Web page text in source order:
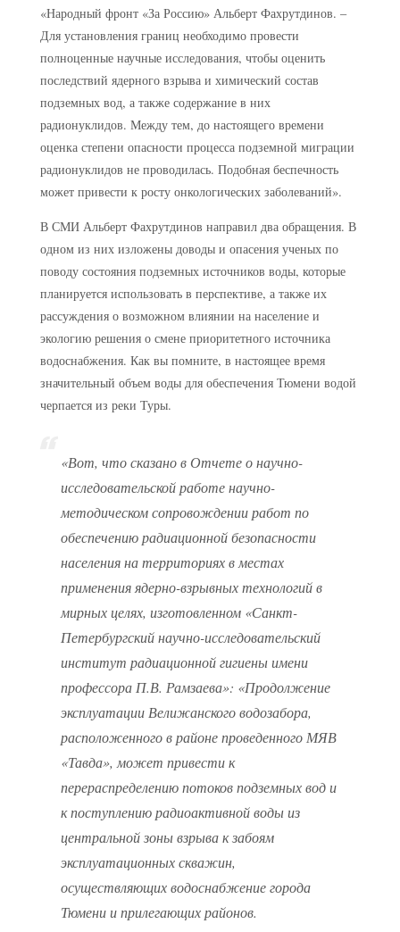
«Народный фронт «За Россию» Альберт Фахрутдинов. –
Для установления границ необходимо провести
полноценные научные исследования, чтобы оценить
последствий ядерного взрыва и химический состав
подземных вод, а также содержание в них
радионуклидов. Между тем, до настоящего времени
оценка степени опасности процесса подземной миграции
радионуклидов не проводилась. Подобная беспечность
может привести к росту онкологических заболеваний».
В СМИ Альберт Фахрутдинов направил два обращения. В
одном из них изложены доводы и опасения ученых по
поводу состояния подземных источников воды, которые
планируется использовать в перспективе, а также их
рассуждения о возможном влиянии на население и
экологию решения о смене приоритетного источника
водоснабжения. Как вы помните, в настоящее время
значительный объем воды для обеспечения Тюмени водой
черпается из реки Туры.
«Вот, что сказано в Отчете о научно-
исследовательской работе научно-
методическом сопровождении работ по
обеспечению радиационной безопасности
населения на территориях в местах
применения ядерно-взрывных технологий в
мирных целях, изготовленном «Санкт-
Петербургский научно-исследовательский
институт радиационной гигиены имени
профессора П.В. Рамзаева»: «Продолжение
эксплуатации Велижанского водозабора,
расположенного в районе проведенного МЯВ
«Тавда», может привести к
перераспределению потоков подземных вод и
к поступлению радиоактивной воды из
центральной зоны взрыва к забоям
эксплуатационных скважин,
осуществляющих водоснабжение города
Тюмени и прилегающих районов.